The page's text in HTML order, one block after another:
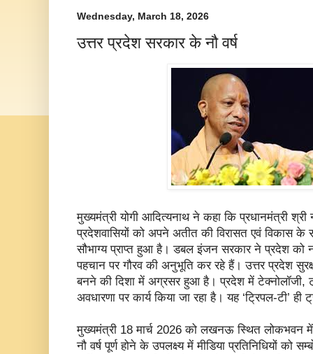
Wednesday, March 18, 2026
उत्तर प्रदेश सरकार के नौ वर्ष
मुख्यमंत्री योगी आदित्यनाथ ने कहा कि प्रधानमंत्री श्री
प्रदेशवासियों को अपने अतीत की विरासत एवं विकास
सौभाग्य प्राप्त हुआ है। डबल इंजन सरकार ने प्रदेश को
पहचान पर गौरव की अनुभूति कर रहे हैं। उत्तर प्रदेश
बनने की दिशा में अग्रसर हुआ है। प्रदेश में टेक्नोलॉजी,
अवधारणा पर कार्य किया जा रहा है। यह ‘ट्रिपल-टी’
मुख्यमंत्री 18 मार्च 2026 को लखनऊ स्थित लोकभवन में
नौ वर्ष पूर्ण होने के उपलक्ष्य में मीडिया प्रतिनिधियों को